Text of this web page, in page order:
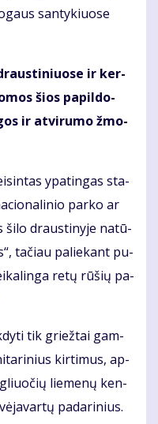
san­ty­kiuo­se
ir ker­
šios pa­pil­do­
ir at­vi­ru­mo žmo­
ypa­tin­gas sta­
par­ko ar
ši­lo draus­ti­ny­je na­tū­
ta­čiau pa­lie­kant pu­
re­tų rū­šių pa­
tik griež­tai gam­
kir­ti­mus, ap­
lie­me­nų ken­
pa­da­ri­nius.